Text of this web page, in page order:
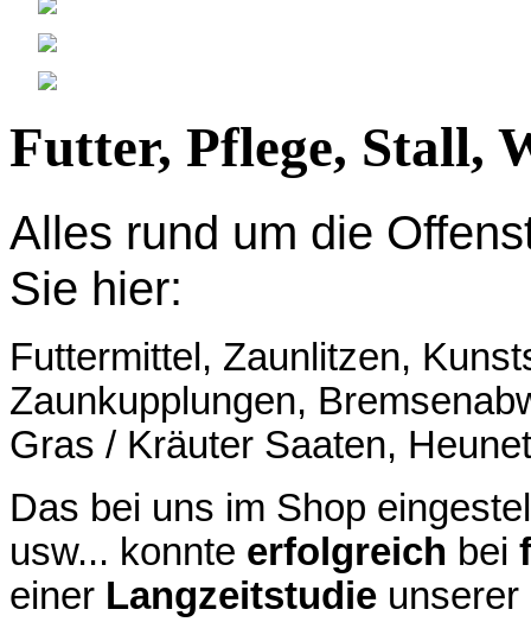
Futter, Pflege, Stall,
Alles rund um die
Sie hier:
Futtermittel, Zaunlitzen,
Zaunkupplungen,
Gras / Kräuter Saaten,
Das bei uns im Shop
usw... konnte erfolgreich bei
einer Langzeitstudie unserer